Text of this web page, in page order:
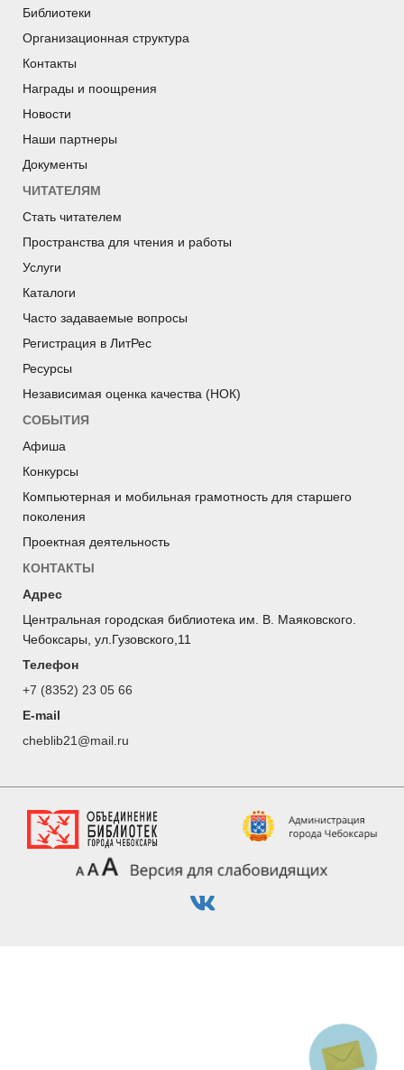
Библиотеки
Организационная структура
Контакты
Награды и поощрения
Новости
Наши партнеры
Документы
ЧИТАТЕЛЯМ
Стать читателем
Пространства для чтения и работы
Услуги
Каталоги
Часто задаваемые вопросы
Регистрация в ЛитРес
Ресурсы
Независимая оценка качества (НОК)
СОБЫТИЯ
Афиша
Конкурсы
Компьютерная и мобильная грамотность для старшего
поколения
Проектная деятельность
КОНТАКТЫ
Адрес
Центральная городская библиотека им. В. Маяковского.
Чебоксары, ул.Гузовского,11
Телефон
+7 (8352) 23 05 66
E-mail
cheblib21@mail.ru